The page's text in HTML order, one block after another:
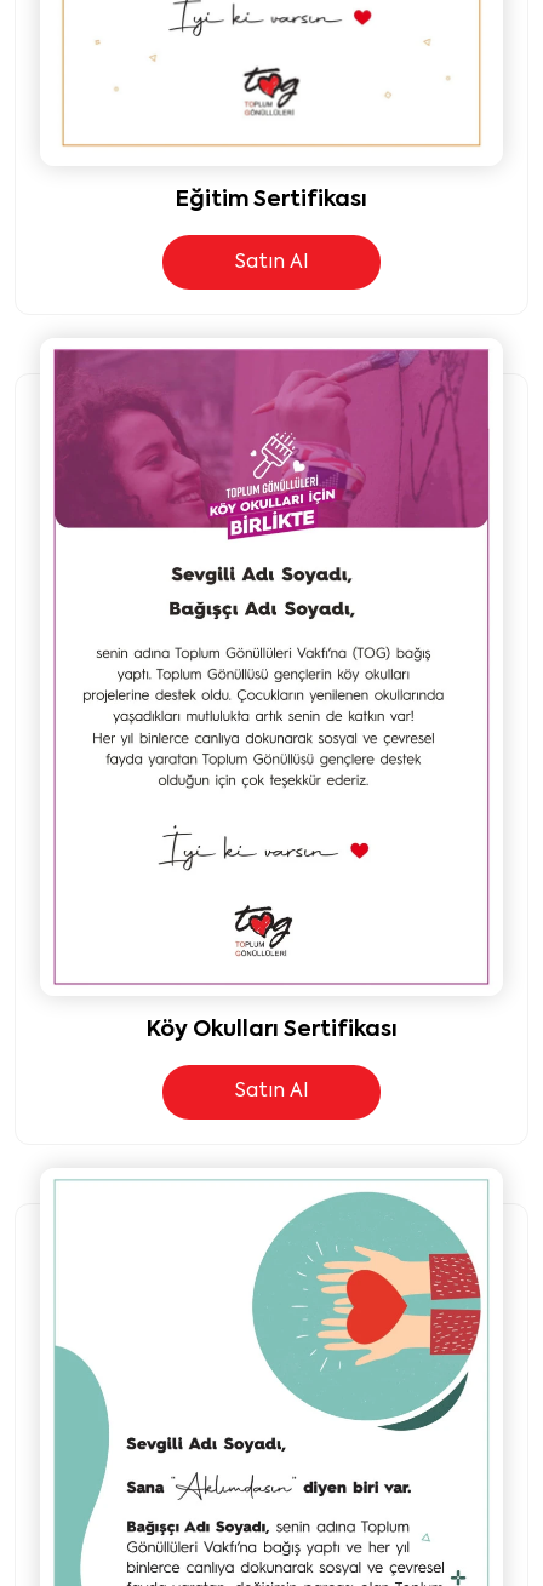
Eğitim Sertifikası
Satın Al
Köy Okulları Sertifikası
Satın Al